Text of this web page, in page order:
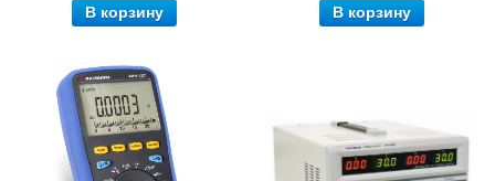
В корзину В корзину